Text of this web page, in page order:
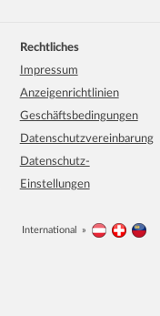
Rechtliches
Impressum
Anzeigenrichtlinien
Geschäftsbedingungen
Datenschutzvereinbarung
Datenschutz-
Einstellungen
International Österreich